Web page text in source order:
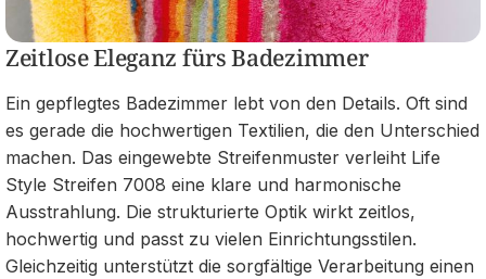
Zeitlose Eleganz fürs Badezimmer
Ein gepflegtes Badezimmer lebt von den Details. Oft sind
es gerade die hochwertigen Textilien, die den Unterschied
machen. Das eingewebte Streifenmuster verleiht Life
Style Streifen 7008 eine klare und harmonische
Ausstrahlung. Die strukturierte Optik wirkt zeitlos,
hochwertig und passt zu vielen Einrichtungsstilen.
Gleichzeitig unterstützt die sorgfältige Verarbeitung einen